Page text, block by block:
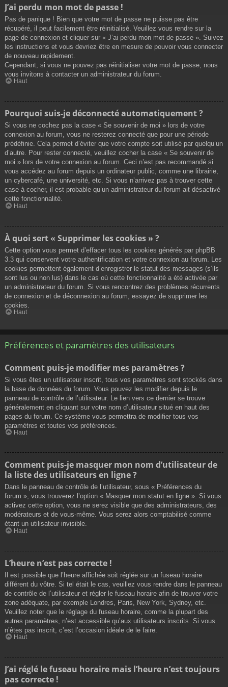
J’ai perdu mon mot de passe !
Pas de panique ! Bien que votre mot de passe ne puisse pas être
récupéré, il peut facilement être réinitialisé. Veuillez vous rendre sur la
page de connexion et cliquer sur « J’ai perdu mon mot de passe ». Suivez
les instructions et vous devriez être en mesure de pouvoir vous connecter
de nouveau rapidement.
Cependant, si vous ne pouvez pas réinitialiser votre mot de passe, nous
vous invitons à contacter un administrateur du forum.
Haut
Pourquoi suis-je déconnecté automatiquement ?
Si vous ne cochez pas la case « Se souvenir de moi » lors de votre
connexion au forum, vous ne resterez connecté que pour une période
prédéfinie. Cela permet d’éviter que votre compte soit utilisé par quelqu’un
d’autre. Pour rester connecté, veuillez cocher la case « Se souvenir de
moi » lors de votre connexion au forum. Ceci n’est pas recommandé si
vous accédez au forum depuis un ordinateur public, comme une librairie,
un cybercafé, une université, etc. Si vous n’arrivez pas à trouver cette
case à cocher, il est probable qu’un administrateur du forum ait désactivé
cette fonctionnalité.
Haut
À quoi sert « Supprimer les cookies » ?
Cette option vous permet d’effacer tous les cookies générés par phpBB
3.3 qui conservent votre authentification et votre connexion au forum. Les
cookies permettent également d’enregistrer le statut des messages (s’ils
sont lus ou non lus) dans le cas où cette fonctionnalité a été activée par
un administrateur du forum. Si vous rencontrez des problèmes récurrents
de connexion et de déconnexion au forum, essayez de supprimer les
cookies.
Haut
Préférences et paramètres des utilisateurs
Comment puis-je modifier mes paramètres ?
Si vous êtes un utilisateur inscrit, tous vos paramètres sont stockés dans
la base de données du forum. Vous pouvez les modifier depuis le
panneau de contrôle de l’utilisateur. Le lien vers ce dernier se trouve
généralement en cliquant sur votre nom d’utilisateur situé en haut des
pages du forum. Ce système vous permettra de modifier tous vos
paramètres et toutes vos préférences.
Haut
Comment puis-je masquer mon nom d’utilisateur de
la liste des utilisateurs en ligne ?
Dans le panneau de contrôle de l’utilisateur, sous « Préférences du
forum », vous trouverez l’option « Masquer mon statut en ligne ». Si vous
activez cette option, vous ne serez visible que des administrateurs, des
modérateurs et de vous-même. Vous serez alors comptabilisé comme
étant un utilisateur invisible.
Haut
L’heure n’est pas correcte !
Il est possible que l’heure affichée soit réglée sur un fuseau horaire
différent du vôtre. Si tel était le cas, veuillez vous rendre dans le panneau
de contrôle de l’utilisateur et régler le fuseau horaire afin de trouver votre
zone adéquate, par exemple Londres, Paris, New York, Sydney, etc.
Veuillez noter que le réglage du fuseau horaire, comme la plupart des
autres paramètres, n’est accessible qu’aux utilisateurs inscrits. Si vous
n’êtes pas inscrit, c’est l’occasion idéale de le faire.
Haut
J’ai réglé le fuseau horaire mais l’heure n’est toujours
pas correcte !